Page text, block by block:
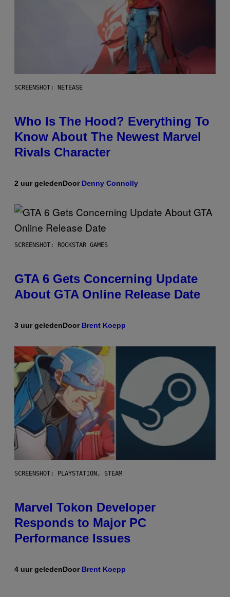
SCREENSHOT: NETEASE
Who Is The Hood? Everything To
Know About The Newest Marvel
Rivals Character
2 uur geledenDoor Denny Connolly
SCREENSHOT: ROCKSTAR GAMES
GTA 6 Gets Concerning Update
About GTA Online Release Date
3 uur geledenDoor Brent Koepp
SCREENSHOT: PLAYSTATION, STEAM
Marvel Tokon Developer
Responds to Major PC
Performance Issues
4 uur geledenDoor Brent Koepp